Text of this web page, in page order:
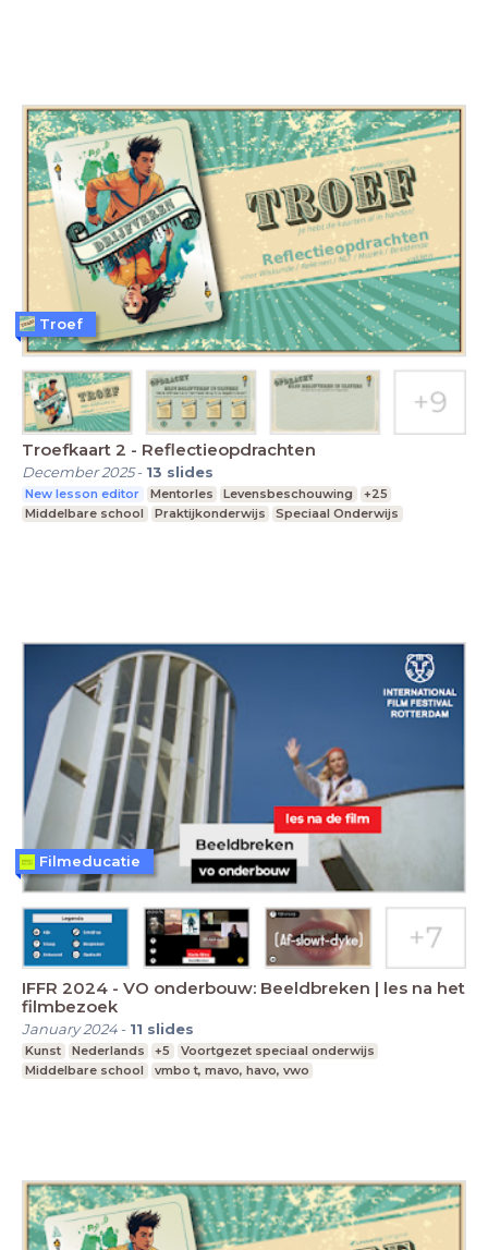
Troefkaart 2 - Reflectieopdrachten
December 2025- 13 slides
New lesson editor Mentorles Levensbeschouwing
+25
Middelbare school
Praktijkonderwijs Speciaal Onderwijs
Troef
IFFR 2024 - VO onderbouw: Beeldbreken | les na het
filmbezoek
January 2024- 11 slides
Kunst Nederlands +5
Voortgezet speciaal onderwijs
Middelbare school
vmbo t, mavo, havo, vwo
Filmeducatie